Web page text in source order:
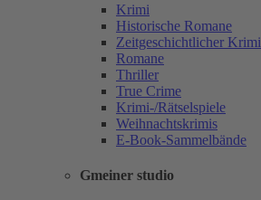
Krimi
Historische Romane
Zeitgeschichtlicher Krimi
Romane
Thriller
True Crime
Krimi-/Rätselspiele
Weihnachtskrimis
E-Book-Sammelbände
Gmeiner studio